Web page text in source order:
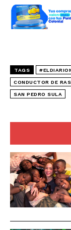
TAGS
CONDUCTOR DE
SAN PEDRO SULA